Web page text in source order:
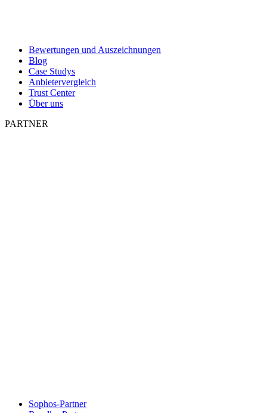
Bewertungen und Auszeichnungen
Blog
Case Studys
Anbietervergleich
Trust Center
Über uns
PARTNER
Sophos-Partner